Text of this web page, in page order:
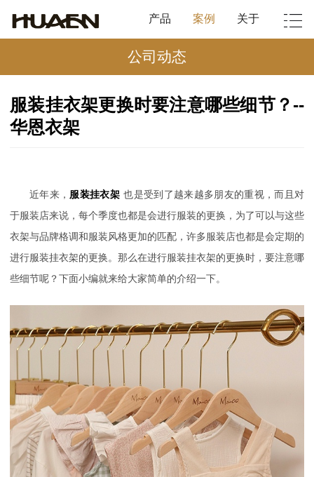
产品 案例 关于
公司动态
服装挂衣架更换时要注意哪些细节？--
华恩衣架
近年来， 服装挂衣架 也是受到了越来越多朋友的重视，而且对
于服装店来说，每个季度也都是会进行服装的更换，为了可以与这些
衣架与品牌格调和服装风格更加的匹配，许多服装店也都是会定期的
进行服装挂衣架的更换。那么在进行服装挂衣架的更换时，要注意哪
些细节呢？下面小编就来给大家简单的介绍一下。